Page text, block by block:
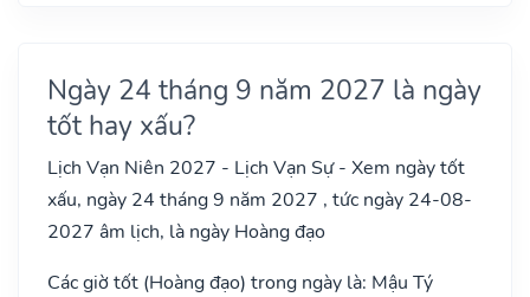
Ngày 24 tháng 9 năm 2027 là ngày
tốt hay xấu?
Lịch Vạn Niên 2027 - Lịch Vạn Sự - Xem ngày tốt
xấu, ngày 24 tháng 9 năm 2027 , tức ngày 24-08-
2027 âm lịch, là ngày Hoàng đạo
Các giờ tốt (Hoàng đạo) trong ngày là: Mậu Tý